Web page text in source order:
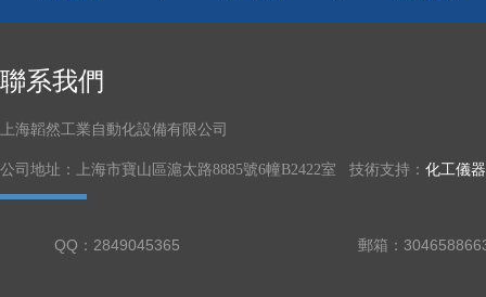
聯系我們
上海韜然工業自動化設備有限公司
公司地址：上海市寶山區滬太路8885號6幢B2422室 技術支持： 化工儀
QQ：2849045365 郵箱：